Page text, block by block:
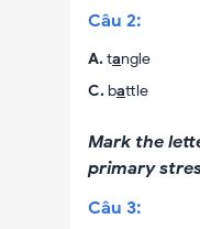
Câu 2:
A.tangle
C.battle
Mark the
primary
Câu 3: